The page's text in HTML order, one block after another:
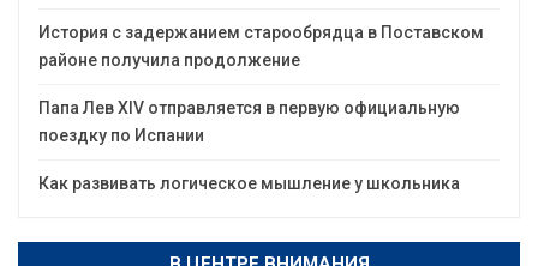
История с задержанием старообрядца в Поставском
районе получила продолжение
Папа Лев XIV отправляется в первую официальную
поездку по Испании
Как развивать логическое мышление у школьника